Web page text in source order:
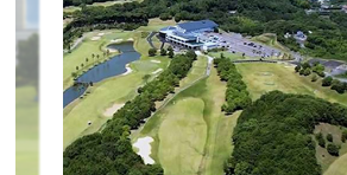
乗用カート
GPS付カート